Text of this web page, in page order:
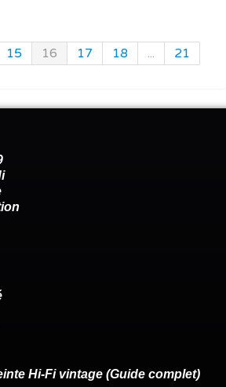
15 16 17 18 ...
21
Hi-Fi vintage (Guide complet)